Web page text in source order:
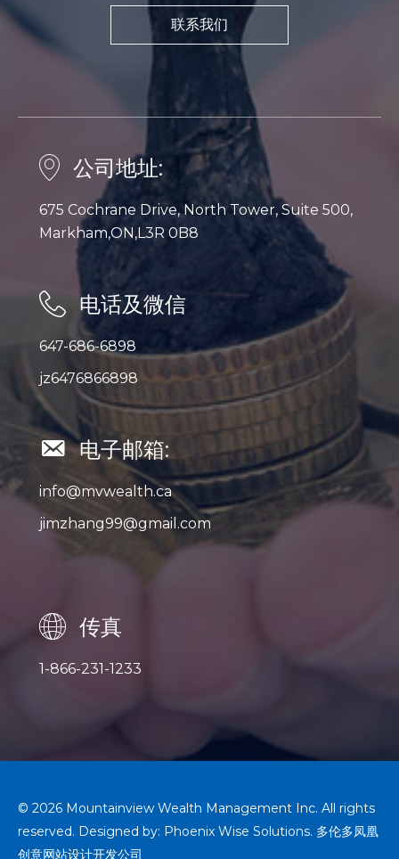
联系我们
公司地址:
675 Cochrane Drive, North Tower, Suite 500,
Markham,ON,L3R 0B8
电话及微信
647-686-6898
jz6476866898
电子邮箱:
info@mvwealth.ca
jimzhang99@gmail.com
传真
1-866-231-1233
© 2026 Mountainview Wealth Management Inc. All rights
reserved. Designed by: Phoenix Wise Solutions. 多伦多凤凰
创意网站设计开发公司